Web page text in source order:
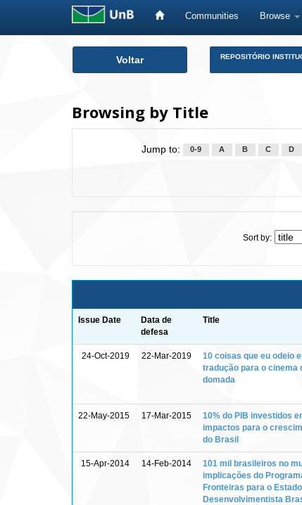
Communities Browse
Voltar REPOSITÓRIO
Browsing by Title
Jump to: 0-9 A B C D
Sort by:
Issue Date
Data de
defesa
Title
24-Oct-2019 22-Mar-2019
10 coisas que eu odeio
tradução para o cinema
domada
22-May-2015 17-Mar-2015
10% do PIB investidos
impactos para o
do Brasil
15-Apr-2014 14-Feb-2014
101 mil brasileiros no
implicações do
Fronteiras para o Estado
Desenvolvimentista